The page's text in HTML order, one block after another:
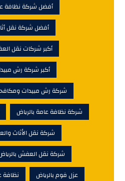
أفضل شركة نظافة
أفضل شركة نقل
أكبر شركات نقل
أكبر شركة رش
شركة رش مبيدات
شركة نظافة عامة بالرياض
شركة نقل الأثاث
شركة نقل العفش
عزل فوم بالرياض
نظافة